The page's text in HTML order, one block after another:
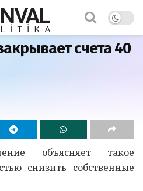
счета 40
объясняет такое
снизить собственные